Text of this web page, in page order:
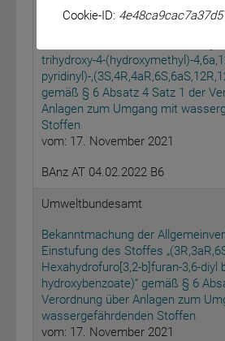
Einstufung des Stoffes „2H,11H-
trihydroxy-4-(hydroxymethyl)-
pyridinyl)-
gemäß § 6 Absatz 4 Satz 1 der
Anlagen zum Umgang mit
Stoffen
vom: 17. November 2021
BAnz AT 04.02.2022 B6
Umweltbundesamt
Bekanntmachung der
Einstufung des Stoffes
Hexahydrofuro[3,2-b]furan-3,6-diyl
hydroxybenzoate)“ gemäß § 6
Verordnung über Anlagen zum
wassergefährdenden Stoffen
vom: 17. November 2021
Cookie-ID: 4e48ca9cac7a37d5